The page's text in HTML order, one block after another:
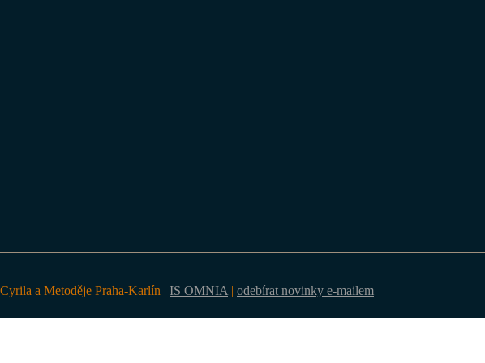
a Metoděje Praha-Karlín | IS OMNIA | odebírat novinky e-mailem